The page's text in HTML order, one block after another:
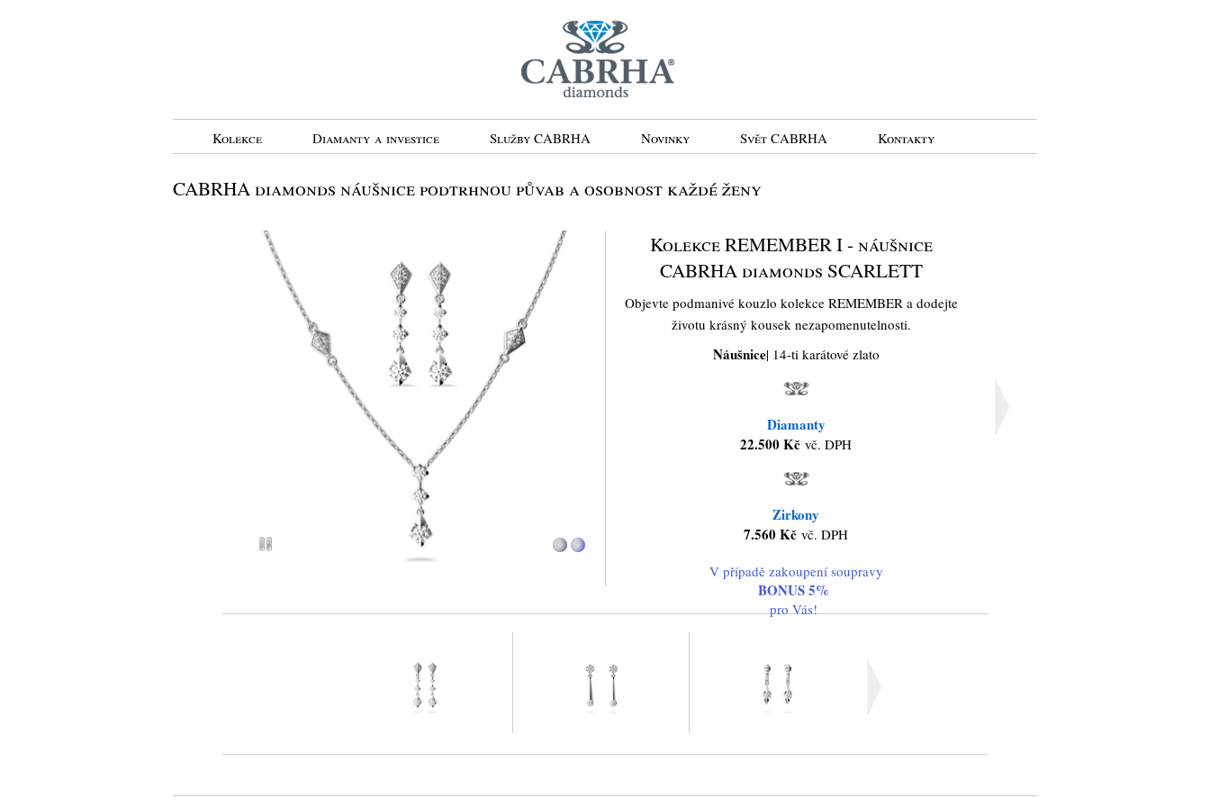
Kolekce Diamanty a investice Služby CABRHA Novinky Svět CABRHA Kontakty
CABRHA diamonds náušnice podtrhnou půvab a osobnost každé ženy
Kolekce REMEMBER I - náušnice
CABRHA diamonds SCARLETT
Objevte podmanivé kouzlo kolekce REMEMBER a dodejte
životu krásný kousek nezapomenutelnosti.
Náušnice| 14-ti karátové zlato
Diamanty
22.500 Kč vč. DPH
Zirkony
7.560 Kč vč. DPH
V případě zakoupení soupravy
BONUS 5%
pro Vás!